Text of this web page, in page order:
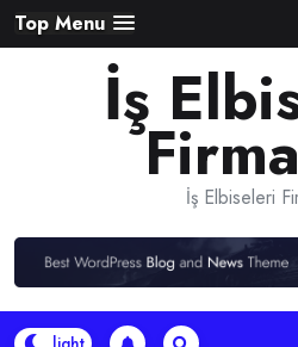
Skip
to
Top Menu
İş
İş Elbiseleri